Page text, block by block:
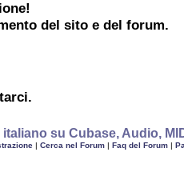
del sito e del forum.
italiano su Cubase, Audio,
| Cerca nel Forum| Faq del Forum|